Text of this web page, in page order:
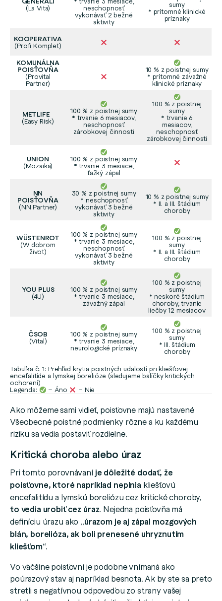
(La Vita) neschopnosť
vykonávať 2 bežné
aktivity
sumy
* prítomné klinické
príznaky
KOOPERATIVA
(Profi Komplet)
KOMUNÁLNA
POISŤOVŇA
(Provital
Partner)
10 % z poistnej sumy
* prítomné závažné
klinické príznaky
METLIFE
(Easy Risk)
100 % z poistnej sumy
* trvanie 6 mesiacov,
neschopnosť
zárobkovej činnosti
100 % z poistnej
sumy
* trvanie 6
mesiacov,
neschopnosť
zárobkovej činnosti
UNION
(Mozaika)
100 % z poistnej sumy
* trvanie 3 mesiace,
ťažký zápal
NN
POISŤOVŇA
(NN Partner)
30 % z poistnej sumy
* neschopnosť
vykonávať 3 bežné
aktivity
10 % z poistnej sumy
* II. a III. štádium
choroby
WÜSTENROT
(W dobrom
život)
100 % z poistnej sumy
* trvanie 3 mesiace,
neschopnosť
vykonávať 3 bežné
aktivity
100 % z poistnej
sumy
* II. a III. štádium
choroby
YOU PLUS
(4U)
100 % z poistnej sumy
* trvanie 3 mesiace,
závažný zápal
100 % z poistnej
sumy
* neskoré štádium
choroby, trvanie
liečby 12 mesiacov
ČSOB
(Vital)
100 % z poistnej sumy
* trvanie 3 mesiace,
neurologické príznaky
100 % z poistnej
sumy
* III. štádium
choroby
Tabuľka č. 1: Prehľad krytia poistných udalostí pri kliešťovej
encefalitíde a lymskej borelióze (sledujeme balíčky kritických
ochorení)
Legenda: – Áno – Nie
Ako môžeme sami vidieť, poisťovne majú nastavené
Všeobecné poistné podmienky rôzne a ku každému
riziku sa vedia postaviť rozdielne.
Kritická choroba alebo úraz
Pri tomto porovnávaní je dôležité dodať, že
poisťovne, ktoré napríklad neplnia kliešťovú
encefalitídu a lymskú boreliózu cez kritické choroby,
to vedia urobiť cez úraz. Nejedna poisťovňa má
definíciu úrazu ako ,,úrazom je aj zápal mozgových
blán, borelióza, ak boli prenesené uhryznutím
kliešťom“.
Vo väčšine poisťovní je podobne vnímaná ako
poúrazový stav aj napríklad besnota. Ak by ste sa preto
stretli s negatívnou odpoveďou zo strany vašej